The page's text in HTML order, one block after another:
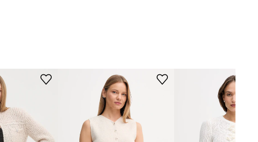
Preporučamo da odaberete veličinu koju
inače nosite.
Tablica veličina